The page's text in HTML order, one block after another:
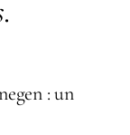
.
: un